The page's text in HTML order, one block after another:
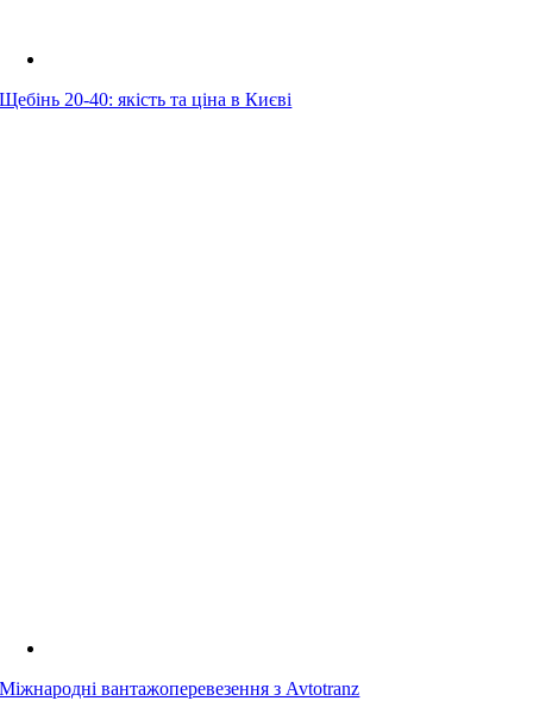
Щебінь 20-40: якість та ціна в Києві
Міжнародні вантажоперевезення з Avtotranz